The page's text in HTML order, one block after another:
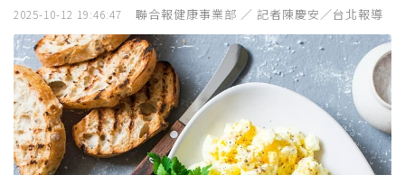
2025-10-12 19:46:47 聯合報健康事業部 ／ 記者陳慶安／台北報導